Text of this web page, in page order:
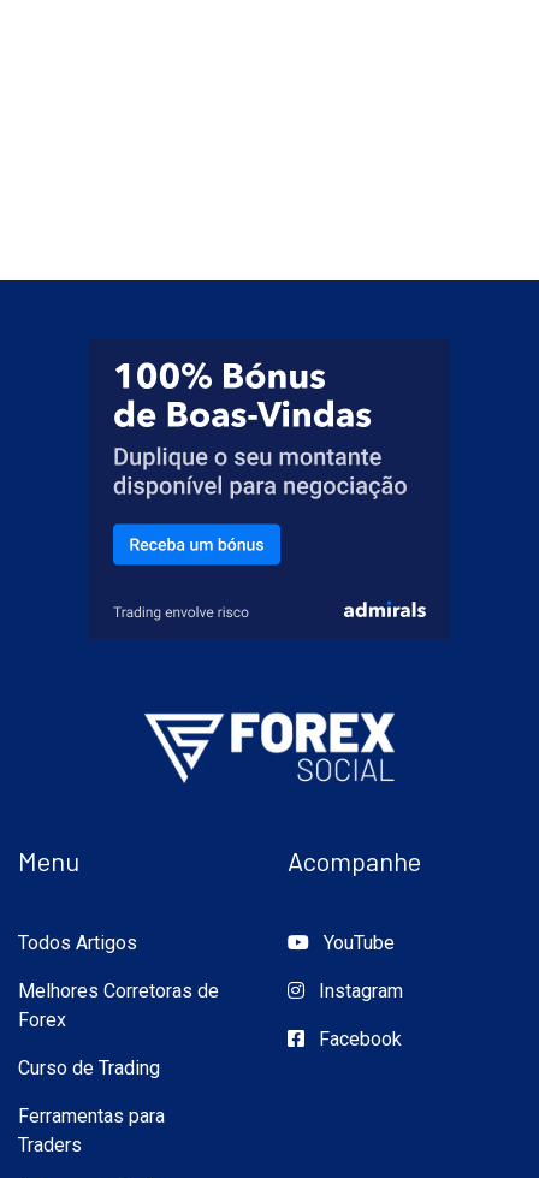
Menu
Todos Artigos
Melhores Corretoras de
Forex
Curso de Trading
Ferramentas para
Traders
Acompanhe
YouTube
Instagram
Facebook